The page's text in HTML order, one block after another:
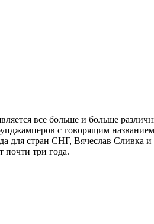
все больше и больше
с говорящим
стран СНГ, Вячеслав Сливка
три года.